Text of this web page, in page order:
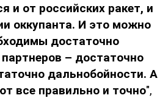
и от российских ракет, и
оккупанта. И это можно
достаточно
– достаточно
дальнобойности. А
все правильно и точно",